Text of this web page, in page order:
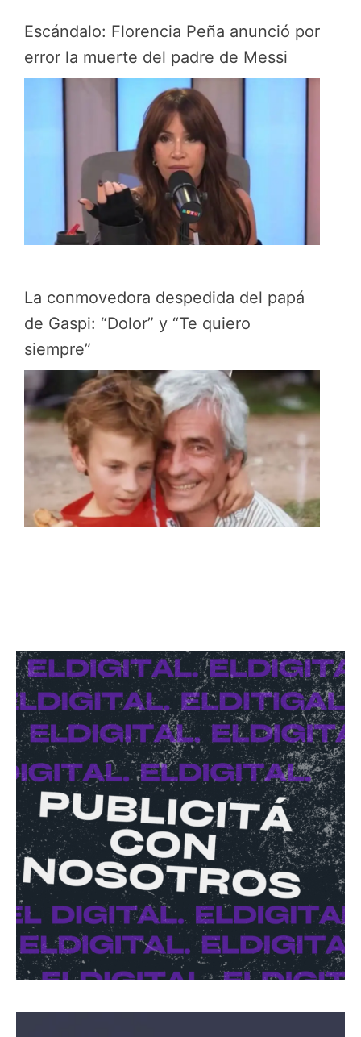
Escándalo: Florencia Peña anunció por
error la muerte del padre de Messi
La conmovedora despedida del papá
de Gaspi: “Dolor” y “Te quiero
siempre”